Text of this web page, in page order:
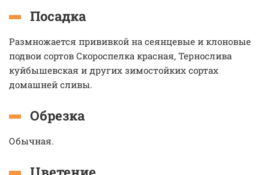
Посадка
Размножается прививкой на сеянцевые и клоновые
подвои сортов Скороспелка красная, Тернослива
куйбышевская и других зимостойких сортах
домашней сливы.
Обрезка
Обычная.